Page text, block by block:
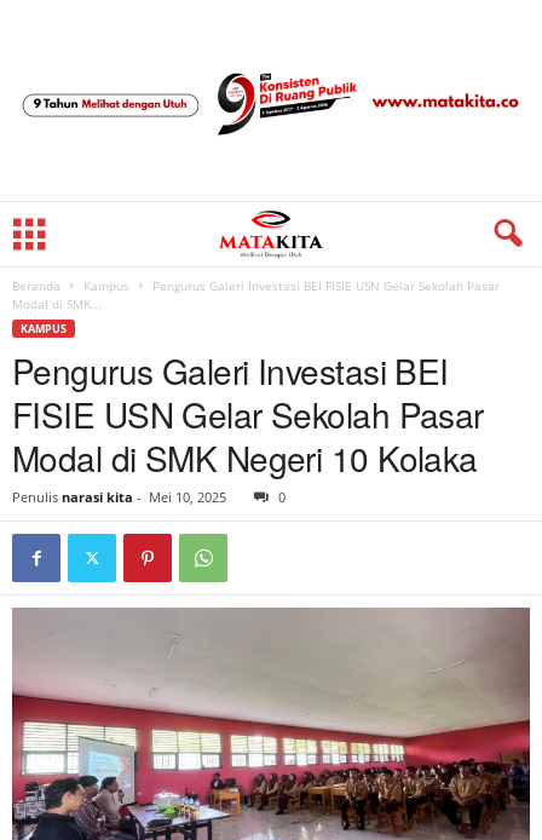
Beranda Kampus
Pengurus Galeri Investasi BEI FISIE USN Gelar Sekolah Pasar
Modal di SMK...
KAMPUS
Pengurus Galeri Investasi BEI
FISIE USN Gelar Sekolah Pasar
Modal di SMK Negeri 10 Kolaka
Penulis narasi kita - Mei 10, 2025 0